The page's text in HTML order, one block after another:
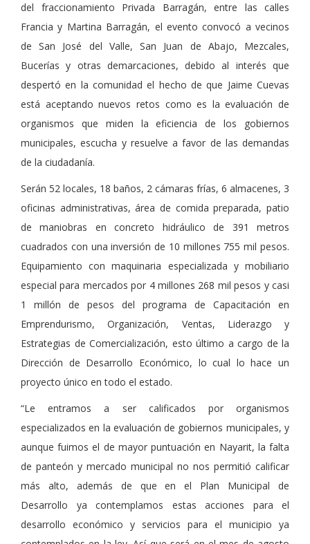
del fraccionamiento Privada Barragán, entre las calles
Francia y Martina Barragán, el evento convocó a vecinos
de San José del Valle, San Juan de Abajo, Mezcales,
Bucerías y otras demarcaciones, debido al interés que
despertó en la comunidad el hecho de que Jaime Cuevas
está aceptando nuevos retos como es la evaluación de
organismos que miden la eficiencia de los gobiernos
municipales, escucha y resuelve a favor de las demandas
de la ciudadanía.
Serán 52 locales, 18 baños, 2 cámaras frías, 6 almacenes, 3
oficinas administrativas, área de comida preparada, patio
de maniobras en concreto hidráulico de 391 metros
cuadrados con una inversión de 10 millones 755 mil pesos.
Equipamiento con maquinaria especializada y mobiliario
especial para mercados por 4 millones 268 mil pesos y casi
1 millón de pesos del programa de Capacitación en
Emprendurismo, Organización, Ventas, Liderazgo y
Estrategias de Comercialización, esto último a cargo de la
Dirección de Desarrollo Económico, lo cual lo hace un
proyecto único en todo el estado.
“Le entramos a ser calificados por organismos
especializados en la evaluación de gobiernos municipales, y
aunque fuimos el de mayor puntuación en Nayarit, la falta
de panteón y mercado municipal no nos permitió calificar
más alto, además de que en el Plan Municipal de
Desarrollo ya contemplamos estas acciones para el
desarrollo económico y servicios para el municipio ya